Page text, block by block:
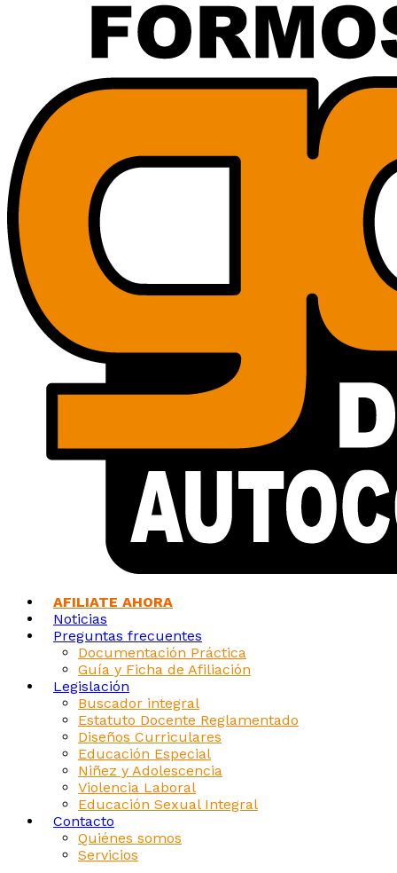
AFILIATE AHORA
Noticias
Preguntas frecuentes
Documentación Práctica
Guía y Ficha de Afiliación
Legislación
Buscador integral
Estatuto Docente Reglamentado
Diseños Curriculares
Educación Especial
Niñez y Adolescencia
Violencia Laboral
Educación Sexual Integral
Contacto
Quiénes somos
Servicios